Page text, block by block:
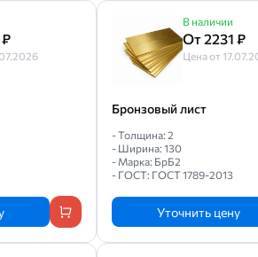
В наличии
От 2231 ₽
Цена от
Бронзовый лист
- Толщина: 2
- Ширина: 130
- Марка: БрБ2
- ГОСТ: ГОСТ 1789-2013
Уточнить цену